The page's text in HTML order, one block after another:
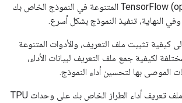
والذاكرة) لعمليات TensorFlow (ops) المتنوعة في النموذج الخاص بك
وفي النهاية، تنفيذ النموذج بشكل أسرع.
كيفية تثبيت ملف التعريف، والأدوات المتنوعة
لكيفية جمع ملف التعريف لبيانات الأداء،
الموصى بها لتحسين أداء النموذج.
إذا كنت تريد تحديد ملف تعريف أداء الطراز الخاص بك على وحدات TPU